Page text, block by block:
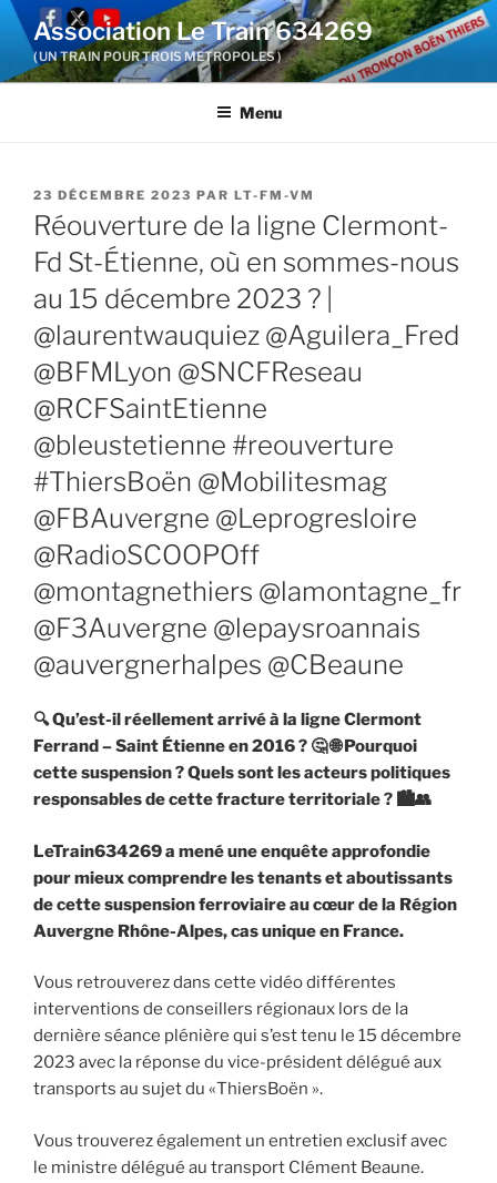
Aller
contenu
Association Le Train 634269
( UN TRAIN POUR TROIS METROPOLES )
Menu
PUBLIÉ
LE
23 DÉCEMBRE 2023 PAR LT-FM-VM
Réouverture de la ligne Clermont-
Fd St-Étienne, où en sommes-nous
au 15 décembre 2023 ? |
@laurentwauquiez @Aguilera_Fred
@BFMLyon @SNCFReseau
@RCFSaintEtienne
@bleustetienne #reouverture
#ThiersBoën @Mobilitesmag
@FBAuvergne @Leprogresloire
@RadioSCOOPOff
@montagnethiers @lamontagne_fr
@F3Auvergne @lepaysroannais
@auvergnerhalpes @CBeaune
🔍Qu’est-il réellement arrivé à la ligne Clermont
Ferrand – Saint Étienne en 2016 ? 🤔 🌐Pourquoi
cette suspension ? Quels sont les acteurs politiques
responsables de cette fracture territoriale ?
🏙️👥
LeTrain634269 a mené une enquête approfondie
pour mieux comprendre les tenants et aboutissants
de cette suspension ferroviaire au cœur de la Région
Auvergne Rhône-Alpes, cas unique en France.
Vous retrouverez dans cette vidéo différentes
interventions de conseillers régionaux lors de la
dernière séance plénière qui s’est tenu le 15 décembre
2023 avec la réponse du vice-président délégué aux
transports au sujet du «ThiersBoën ».
Vous trouverez également un entretien exclusif avec
le ministre délégué au transport Clément Beaune.